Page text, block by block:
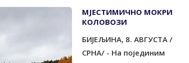
МЈЕСТИМИЧНО МОКРИ
КОЛОВОЗИ
БИЈЕЉИНА, 8. АВГУСТА /
СРНА/ - На појединим